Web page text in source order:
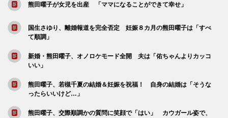
熊田曜子が女児を出産 「ママになることができて幸せ」
国生さゆり、離婚報道を完全否定 妊娠８カ月の熊田曜子は「すべ
て順調」
新婚・熊田曜子、オノロケモード全開 夫は「佑ちゃんよりカッコ
いい」
熊田曜子、若槻千夏の結婚＆妊娠を祝福！ 自身の結婚は「そうな
ったらいいけど…」
熊田曜子、交際順調かの質問に笑顔で「はい」 カウガール姿で、